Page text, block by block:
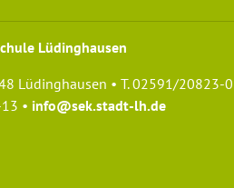
Lüdinghausen
Lüdinghausen • T. 02591/20823-0
• info@sek.stadt-lh.de